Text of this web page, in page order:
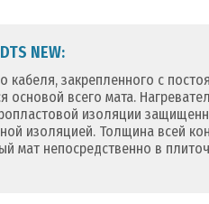
NEW:
кабеля, закрепленного с
основой всего мата.
изоляции
изоляцией. Толщина всей
мат непосредственно в